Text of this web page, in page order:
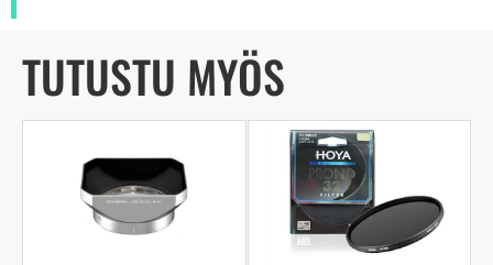
TUTUSTU MYÖS